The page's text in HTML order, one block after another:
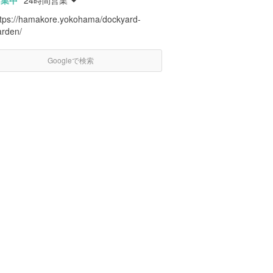
hamakore.yokohama/dockyard-
Googleで検索